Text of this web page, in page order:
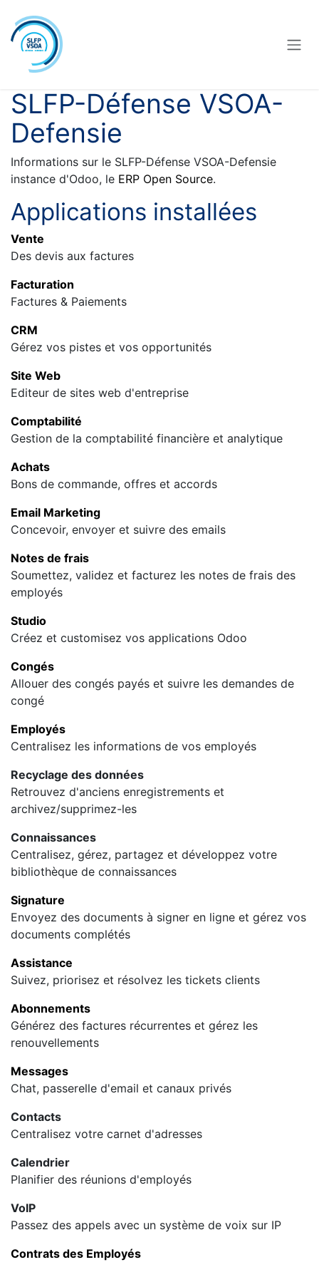
SLFP-Défense VSOA-
Defensie
Informations sur le SLFP-Défense VSOA-Defensie
instance d'Odoo, le ERP Open Source.
Applications installées
Vente
Des devis aux factures
Facturation
Factures & Paiements
CRM
Gérez vos pistes et vos opportunités
Site Web
Editeur de sites web d'entreprise
Comptabilité
Gestion de la comptabilité financière et analytique
Achats
Bons de commande, offres et accords
Email Marketing
Concevoir, envoyer et suivre des emails
Notes de frais
Soumettez, validez et facturez les notes de frais des
employés
Studio
Créez et customisez vos applications Odoo
Congés
Allouer des congés payés et suivre les demandes de
congé
Employés
Centralisez les informations de vos employés
Recyclage des données
Retrouvez d'anciens enregistrements et
archivez/supprimez-les
Connaissances
Centralisez, gérez, partagez et développez votre
bibliothèque de connaissances
Signature
Envoyez des documents à signer en ligne et gérez vos
documents complétés
Assistance
Suivez, priorisez et résolvez les tickets clients
Abonnements
Générez des factures récurrentes et gérez les
renouvellements
Messages
Chat, passerelle d'email et canaux privés
Contacts
Centralisez votre carnet d'adresses
Calendrier
Planifier des réunions d'employés
VoIP
Passez des appels avec un système de voix sur IP
Contrats des Employés